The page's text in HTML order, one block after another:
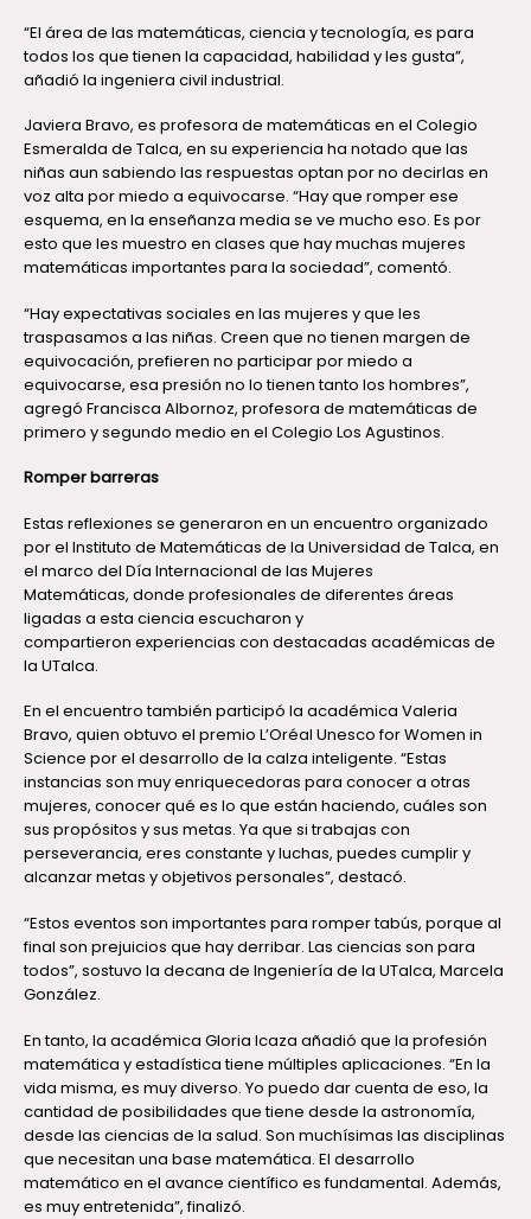
“El área de las matemáticas, ciencia y tecnología, es para
todos los que tienen la capacidad, habilidad y les gusta”,
añadió la ingeniera civil industrial.
Javiera Bravo, es profesora de matemáticas en el Colegio
Esmeralda de Talca, en su experiencia ha notado que las
niñas aun sabiendo las respuestas optan por no decirlas en
voz alta por miedo a equivocarse. “Hay que romper ese
esquema, en la enseñanza media se ve mucho eso. Es por
esto que les muestro en clases que hay muchas mujeres
matemáticas importantes para la sociedad”, comentó.
“Hay expectativas sociales en las mujeres y que les
traspasamos a las niñas. Creen que no tienen margen de
equivocación, prefieren no participar por miedo a
equivocarse, esa presión no lo tienen tanto los hombres”,
agregó Francisca Albornoz, profesora de matemáticas de
primero y segundo medio en el Colegio Los Agustinos.
Romper barreras
Estas reflexiones se generaron en un encuentro organizado
por el Instituto de Matemáticas de la Universidad de Talca, en
el marco del Día Internacional de las Mujeres
Matemáticas, donde profesionales de diferentes áreas
ligadas a esta ciencia escucharon y
compartieron experiencias con destacadas académicas de
la UTalca.
En el encuentro también participó la académica Valeria
Bravo, quien obtuvo el premio L’Oréal Unesco for Women in
Science por el desarrollo de la calza inteligente. “Estas
instancias son muy enriquecedoras para conocer a otras
mujeres, conocer qué es lo que están haciendo, cuáles son
sus propósitos y sus metas. Ya que si trabajas con
perseverancia, eres constante y luchas, puedes cumplir y
alcanzar metas y objetivos personales”, destacó.
“Estos eventos son importantes para romper tabús, porque al
final son prejuicios que hay derribar. Las ciencias son para
todos”, sostuvo la decana de Ingeniería de la UTalca, Marcela
González.
En tanto, la académica Gloria Icaza añadió que la profesión
matemática y estadística tiene múltiples aplicaciones. “En la
vida misma, es muy diverso. Yo puedo dar cuenta de eso, la
cantidad de posibilidades que tiene desde la astronomía,
desde las ciencias de la salud. Son muchísimas las disciplinas
que necesitan una base matemática. El desarrollo
matemático en el avance científico es fundamental. Además,
es muy entretenida”, finalizó.